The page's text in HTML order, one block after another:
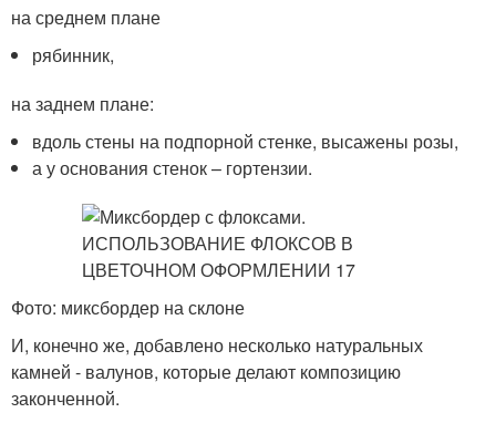
на среднем плане
рябинник,
на заднем плане:
вдоль стены на подпорной стенке, высажены розы,
а у основания стенок – гортензии.
Фото: миксбордер на склоне
И, конечно же, добавлено несколько натуральных
камней - валунов, которые делают композицию
законченной.